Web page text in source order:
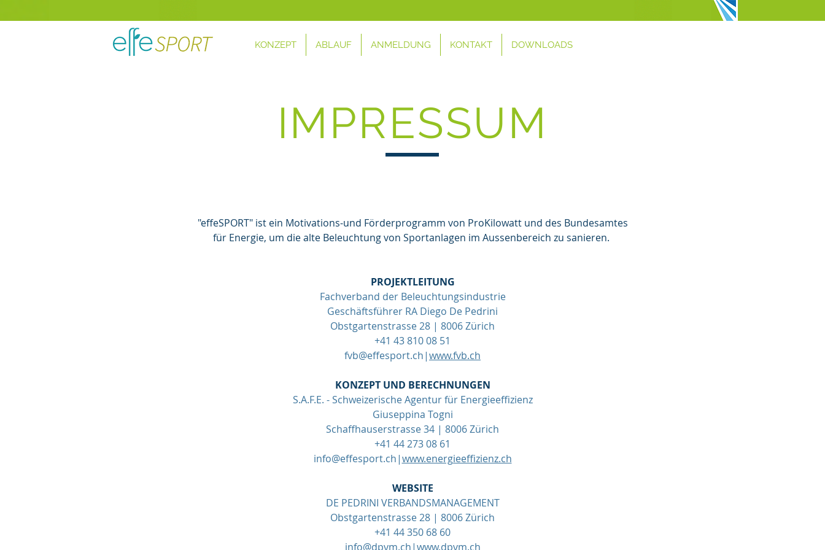
KONZEPT ABLAUF ANMELDUNG KONTAKT DOWNLOADS
IMPRESSUM
"effeSPORT" ist ein Motivations-und Förderprogramm von ProKilowatt und des Bundesamtes
für Energie, um die alte Beleuchtung von Sportanlagen im Aussenbereich zu sanieren.
PROJEKTLEITUNG
Fachverband der Beleuchtungsindustrie
Geschäftsführer RA Diego De Pedrini
Obstgartenstrasse 28 | 8006 Zürich
+41 43 810 08 51
fvb@effesport.ch|www.fvb.ch
KONZEPT UND BERECHNUNGEN
S.A.F.E. - Schweizerische Agentur für Energieeffizienz
Giuseppina Togni
Schaffhauserstrasse 34 | 8006 Zürich
+41 44 273 08 61
info@effesport.ch|www.energieeffizienz.ch
WEBSITE
DE PEDRINI VERBANDSMANAGEMENT
Obstgartenstrasse 28 | 8006 Zürich
+41 44 350 68 60
info@dpvm.ch|www.dpvm.ch